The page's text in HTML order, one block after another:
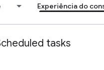
Experiência do
tasks